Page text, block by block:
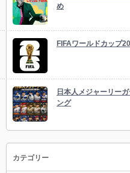
め
FIFAワールドカップ
日本人メジャーリー
ング
カテゴリー